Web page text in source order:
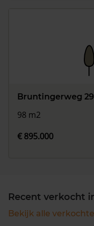
Bruntingerweg
98 m2
€ 895.000
Recent verkocht
Bekijk alle